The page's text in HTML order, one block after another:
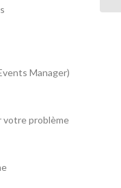
Manager)
votre problème